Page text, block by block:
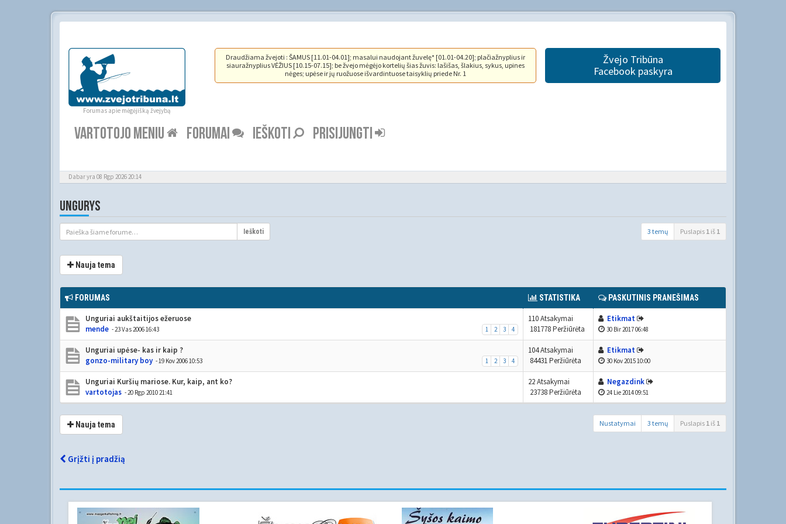
Forumas apie mėgėjišką žvejybą
Draudžiama žvejoti : ŠAMUS [11.01-04.01]; masalui naudojant žuvelę* [01.01-04.20]; plačiažnyplius ir
siauražnyplius VĖŽIUS [10.15-07.15]; be žvejo mėgėjo kortelių šias žuvis: lašišas, šlakius, sykus, upines
nėges; upėse ir jų ruožuose išvardintuose taisyklių priede Nr. 1
Žvejo Tribūna
Facebook paskyra
VARTOTOJO MENIU FORUMAI IEŠKOTI PRISIJUNGTI
Dabar yra 08 Rgp 2026 20:14
UNGURYS
Ieškoti 3 temų Puslapis 1 iš 1
Nauja tema
FORUMAS STATISTIKA PASKUTINIS PRANEŠIMAS
Unguriai aukštaitijos ežeruose
1 2 3 4
mende - 23 Vas 2006 16:43
110 Atsakymai
181778 Peržiūrėta
Etikmat
30 Bir 2017 06:48
Unguriai upėse- kas ir kaip ?
1 2 3 4
gonzo-military boy - 19 Kov 2006 10:53
104 Atsakymai
84431 Peržiūrėta
Etikmat
30 Kov 2015 10:00
Unguriai Kuršių mariose. Kur, kaip, ant ko?
vartotojas - 20 Rgp 2010 21:41
22 Atsakymai
23738 Peržiūrėta
Negazdink
24 Lie 2014 09:51
Nauja tema Nustatymai 3 temų Puslapis 1 iš 1
Grįžti į pradžią